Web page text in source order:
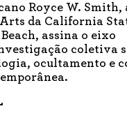
Royce W.
da California
assina o eixo
coletiva
ocultamento e